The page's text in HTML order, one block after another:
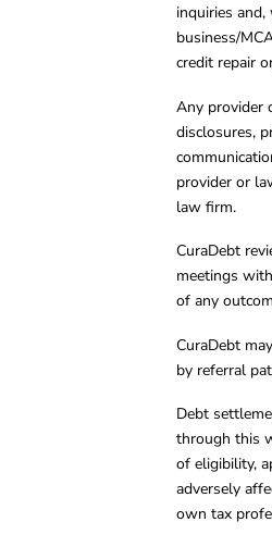
inquiries
business/
credit repair
Any provider
disclosures,
provider or
law firm.
CuraDebt
meetings
of any
CuraDebt
by referral
Debt
through this
of eligibility,
adversely
own tax